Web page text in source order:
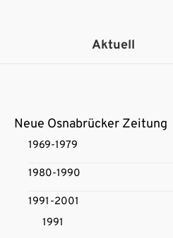
Aktuell
Neue Osnabrücker Zeitung
1969-1979
1980-1990
1991-2001
1991